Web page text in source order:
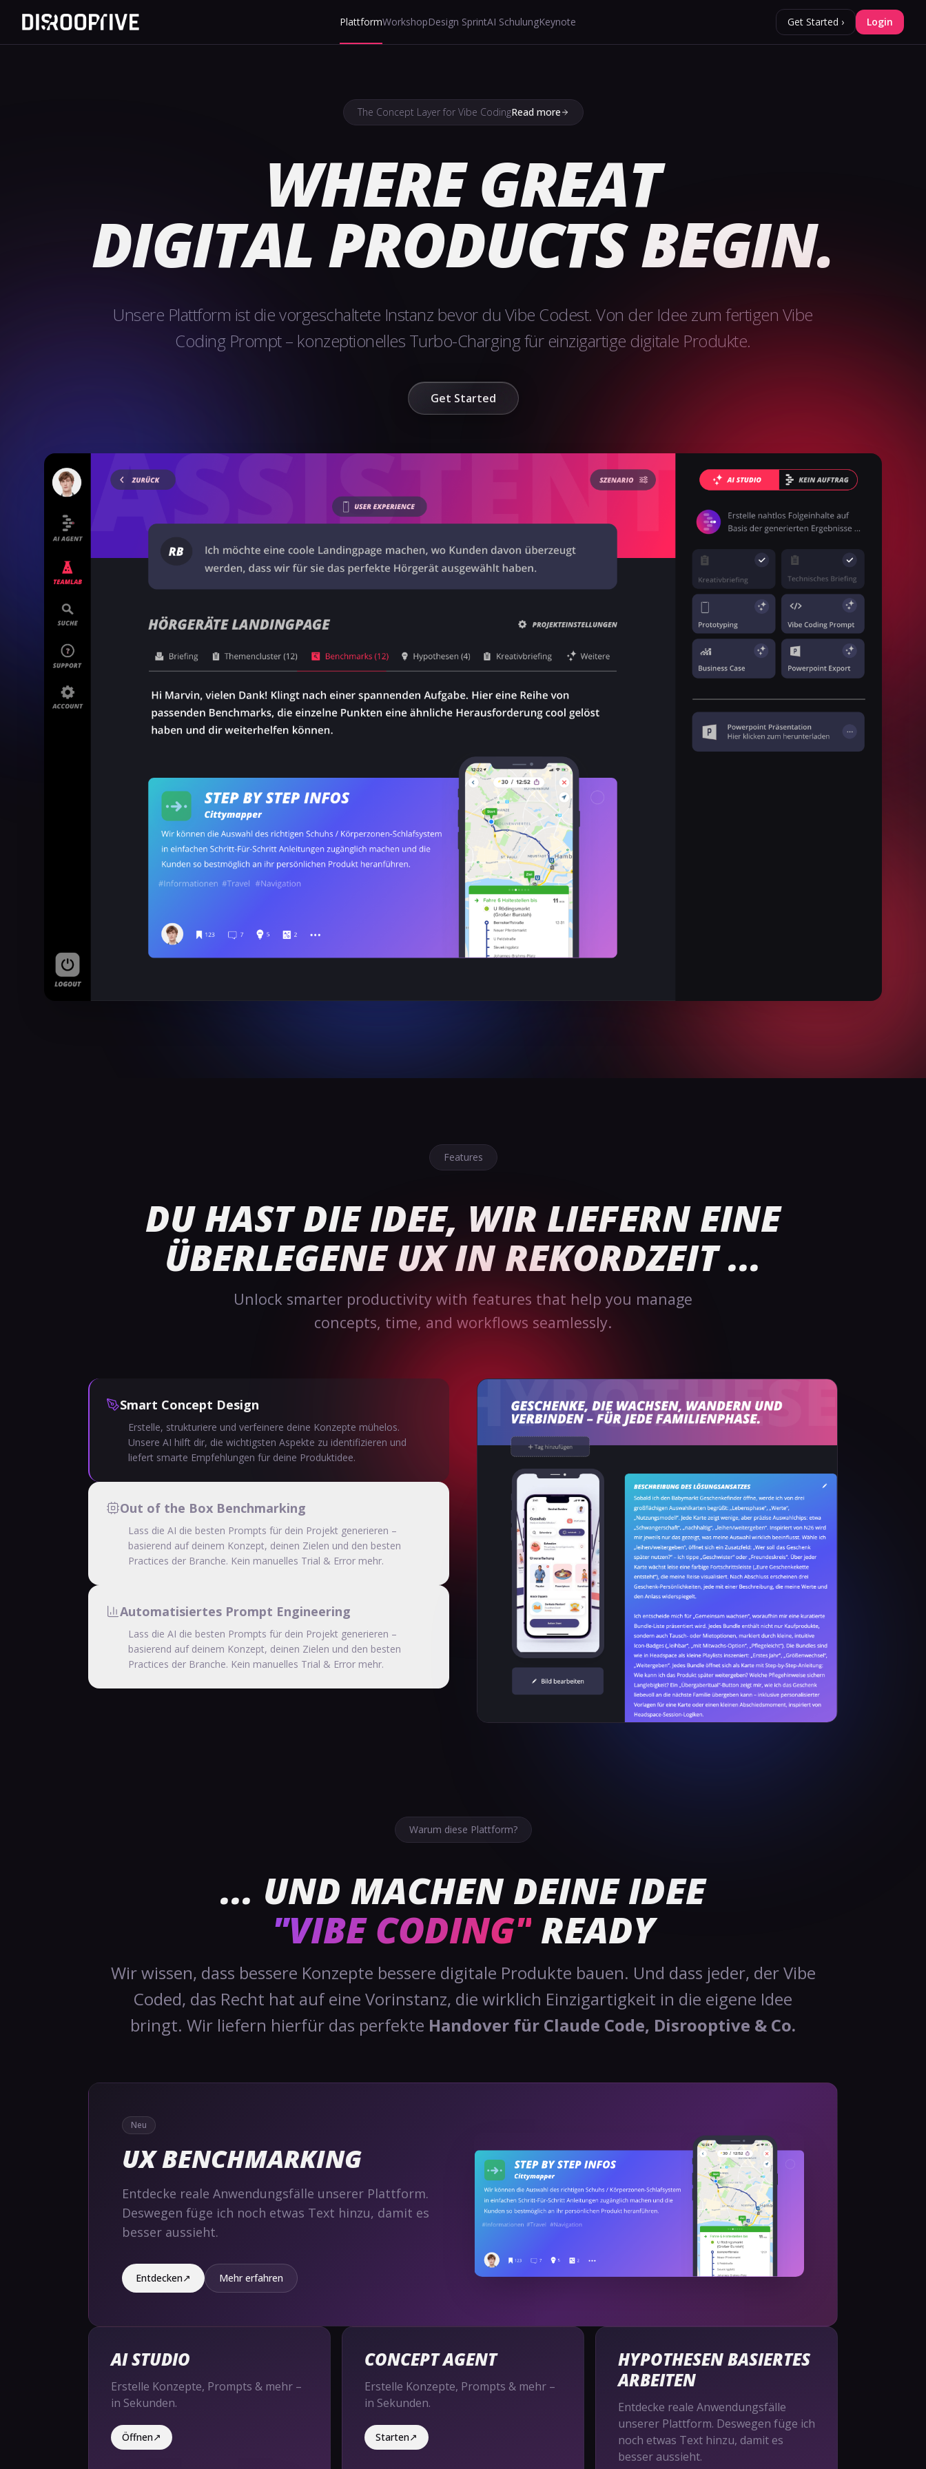
PlattformWorkshopDesign SprintAI SchulungKeynote Get Started › Login
The Concept Layer for Vibe CodingRead more
WHERE GREAT
DIGITAL PRODUCTSBEGIN.
Unsere Plattform ist die vorgeschaltete Instanz bevor du Vibe Codest. Von der Idee zum fertigen Vibe
Coding Prompt – konzeptionelles Turbo-Charging für einzigartige digitale Produkte.
Get Started
Features
DU HAST DIE IDEE, WIR LIEFERN EINE
ÜBERLEGENE UX IN REKORDZEIT ...
Unlock smarter productivity with features that help you manage
concepts, time, and workflows seamlessly.
Smart Concept Design
Erstelle, strukturiere und verfeinere deine Konzepte mühelos.
Unsere AI hilft dir, die wichtigsten Aspekte zu identifizieren und
liefert smarte Empfehlungen für deine Produktidee.
Out of the Box Benchmarking
Lass die AI die besten Prompts für dein Projekt generieren –
basierend auf deinem Konzept, deinen Zielen und den besten
Practices der Branche. Kein manuelles Trial & Error mehr.
Automatisiertes Prompt Engineering
Lass die AI die besten Prompts für dein Projekt generieren –
basierend auf deinem Konzept, deinen Zielen und den besten
Practices der Branche. Kein manuelles Trial & Error mehr.
Warum diese Plattform?
... UND MACHEN DEINE IDEE
"VIBE CODING"READY
Wir wissen, dass bessere Konzepte bessere digitale Produkte bauen. Und dass jeder, der Vibe
Coded, das Recht hat auf eine Vorinstanz, die wirklich Einzigartigkeit in die eigene Idee
bringt. Wir liefern hierfür das perfekte Handover für Claude Code, Disrooptive & Co.
Neu
UX BENCHMARKING
Entdecke reale Anwendungsfälle unserer Plattform.
Deswegen füge ich noch etwas Text hinzu, damit es
besser aussieht.
Entdecken↗ Mehr erfahren
AI STUDIO
Erstelle Konzepte, Prompts & mehr –
in Sekunden.
Öffnen↗
CONCEPT AGENT
Erstelle Konzepte, Prompts & mehr –
in Sekunden.
Starten↗
HYPOTHESEN BASIERTES
ARBEITEN
Entdecke reale Anwendungsfälle
unserer Plattform. Deswegen füge ich
noch etwas Text hinzu, damit es
besser aussieht.